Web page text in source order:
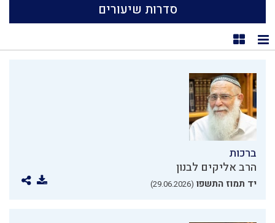
סדרות שיעורים
תצוגת רשימה
תצוגת קוביות
ברכות
הרב אליקים לבנון
יד תמוז התשפו (29.06.2026)